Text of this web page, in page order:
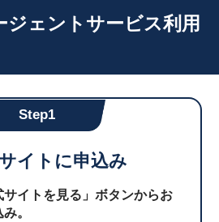
ジェントサービス利用
Step1
イトに申込み
サイトを見る」ボタンからお
。